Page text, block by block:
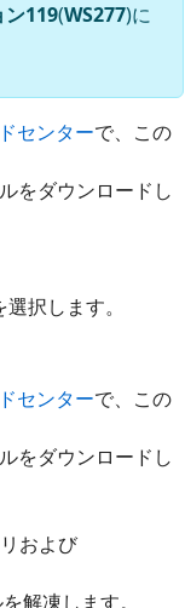
ン119(WS277)に
センターで、この
をダウンロードし
択します。
センターで、この
をダウンロードし
および
解凍します。